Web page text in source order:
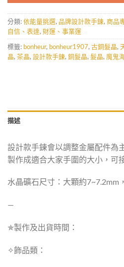
分類:依能量挑選, 品牌設計款手鍊, 商品
自信、表達, 財運、事業運
標籤: bonheur, bonheur1907, 古銅髮晶,
晶, 茶晶, 設計款手鍊, 銅髮晶, 髮晶, 魔鬼
描述
設計款手鍊會以調整金屬配件為
製作成適合大家手圍的大小，可
水晶礦石尺寸：大顆約7~7.2mm
—
✯製作及出貨時間：
✧飾品類：